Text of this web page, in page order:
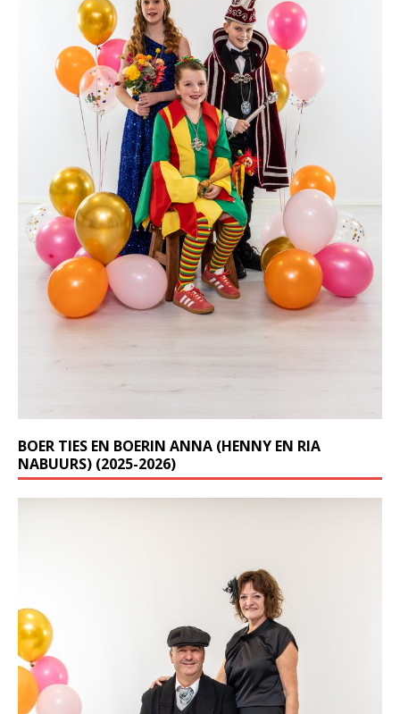
BOER TIES EN BOERIN ANNA (HENNY EN RIA
NABUURS) (2025-2026)